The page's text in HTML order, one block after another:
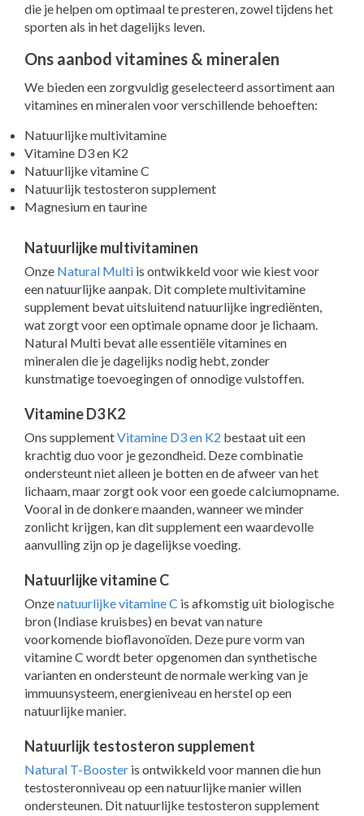
die je helpen om optimaal te presteren, zowel tijdens het
sporten als in het dagelijks leven.
Ons aanbod vitamines & mineralen
We bieden een zorgvuldig geselecteerd assortiment aan
vitamines en mineralen voor verschillende behoeften:
Natuurlijke multivitamine
Vitamine D3 en K2
Natuurlijke vitamine C
Natuurlijk testosteron supplement
Magnesium en taurine
Natuurlijke multivitaminen
Onze Natural Multi is ontwikkeld voor wie kiest voor
een natuurlijke aanpak. Dit complete multivitamine
supplement bevat uitsluitend natuurlijke ingrediënten,
wat zorgt voor een optimale opname door je lichaam.
Natural Multi bevat alle essentiële vitamines en
mineralen die je dagelijks nodig hebt, zonder
kunstmatige toevoegingen of onnodige vulstoffen.
Vitamine D3 K2
Ons supplementVitamine D3 en K2 bestaat uit een
krachtig duo voor je gezondheid. Deze combinatie
ondersteunt niet alleen je botten en de afweer van het
lichaam, maar zorgt ook voor een goede calciumopname.
Vooral in de donkere maanden, wanneer we minder
zonlicht krijgen, kan dit supplement een waardevolle
aanvulling zijn op je dagelijkse voeding.
Natuurlijke vitamine C
Onzenatuurlijke vitamine C is afkomstig uit biologische
bron (Indiase kruisbes) en bevat van nature
voorkomende bioflavonoïden. Deze pure vorm van
vitamine C wordt beter opgenomen dan synthetische
varianten en ondersteunt de normale werking van je
immuunsysteem, energieniveau en herstel op een
natuurlijke manier.
Natuurlijk testosteron supplement
Natural T-Booster is ontwikkeld voor mannen die hun
testosteronniveau op een natuurlijke manier willen
ondersteunen. Dit natuurlijke testosteron supplement